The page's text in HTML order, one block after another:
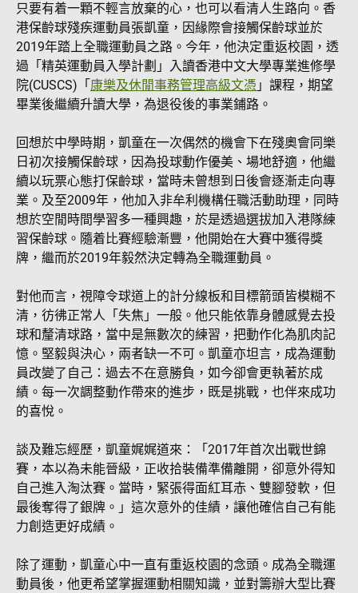
只要有着一顆不輕言放棄的心，也可以看清人生路向。香
港保齡球殘疾運動員張凱童，因緣際會接觸保齡球並於
2019年踏上全職運動員之路。今年，他決定重返校園，透
過「精英運動員入學計劃」入讀香港中文大學專業進修學
院(CUSCS)「 康樂及休閒事務管理高級文憑 」課程，期望
畢業後繼續升讀大學，為退役後的事業鋪路。
回想於中學時期，凱童在一次偶然的機會下在殘奧會同樂
日初次接觸保齡球，因為投球動作優美、場地舒適，他繼
續以玩票心態打保齡球，當時未曾想到日後會逐漸走向專
業。及至2009年，他加入非牟利機構任職活動助理，同時
想於空閒時間學習多一種興趣，於是透過選拔加入港隊練
習保齡球。隨着比賽經驗漸豐，他開始在大賽中獲得獎
牌，繼而於2019年毅然決定轉為全職運動員。
對他而言，視障令球道上的計分線板和目標箭頭皆模糊不
清，彷彿正常人「失焦」一般。他只能依靠身體感覺去投
球和釐清球路，當中是無數次的練習，把動作化為肌肉記
憶。堅毅與決心，兩者缺一不可。凱童亦坦言，成為運動
員改變了自己：過去不在意勝負，如今卻會更執著於成
績。每一次調整動作帶來的進步，既是挑戰，也伴來成功
的喜悅。
談及難忘經歷，凱童娓娓道來：「2017年首次出戰世錦
賽，本以為未能晉級，正收拾裝備準備離開，卻意外得知
自己進入淘汰賽。當時，緊張得面紅耳赤、雙腳發軟，但
最後奪得了銀牌。」這次意外的佳績，讓他確信自己有能
力創造更好成績。
除了運動，凱童心中一直有重返校園的念頭。成為全職運
動員後，他更希望掌握運動相關知識，並對籌辦大型比賽